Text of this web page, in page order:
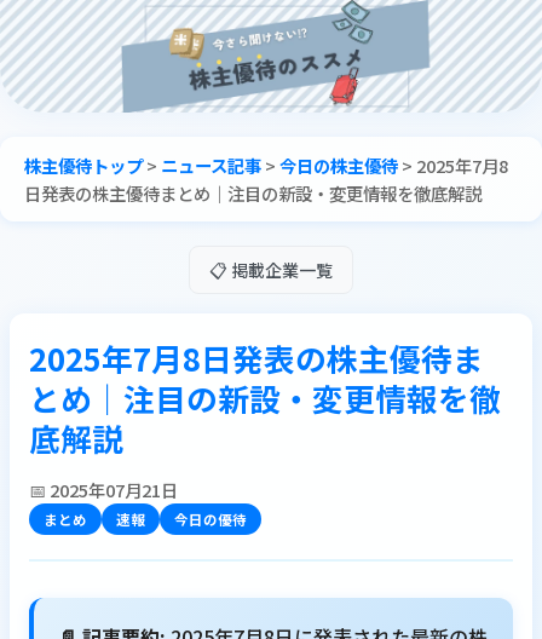
株主優待トップ> ニュース記事>今日の株主優待> 2025年7月8
日発表の株主優待まとめ｜注目の新設・変更情報を徹底解説
📋 掲載企業一覧
2025年7月8日発表の株主優待ま
とめ｜注目の新設・変更情報を徹
底解説
📅 2025年07月21日
まとめ 速報 今日の優待